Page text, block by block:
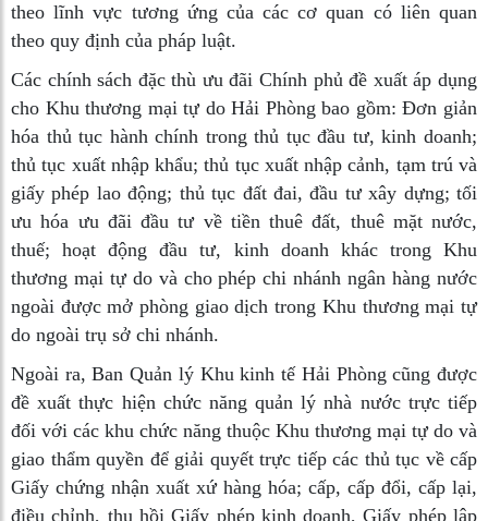
theo lĩnh vực tương ứng của các cơ quan có liên quan
theo quy định của pháp luật.
Các chính sách đặc thù ưu đãi Chính phủ đề xuất áp dụng
cho Khu thương mại tự do Hải Phòng bao gồm: Đơn giản
hóa thủ tục hành chính trong thủ tục đầu tư, kinh doanh;
thủ tục xuất nhập khẩu; thủ tục xuất nhập cảnh, tạm trú và
giấy phép lao động; thủ tục đất đai, đầu tư xây dựng; tối
ưu hóa ưu đãi đầu tư về tiền thuê đất, thuê mặt nước,
thuế; hoạt động đầu tư, kinh doanh khác trong Khu
thương mại tự do và cho phép chi nhánh ngân hàng nước
ngoài được mở phòng giao dịch trong Khu thương mại tự
do ngoài trụ sở chi nhánh.
Ngoài ra, Ban Quản lý Khu kinh tế Hải Phòng cũng được
đề xuất thực hiện chức năng quản lý nhà nước trực tiếp
đối với các khu chức năng thuộc Khu thương mại tự do và
giao thẩm quyền để giải quyết trực tiếp các thủ tục về cấp
Giấy chứng nhận xuất xứ hàng hóa; cấp, cấp đổi, cấp lại,
điều chỉnh, thu hồi Giấy phép kinh doanh, Giấy phép lập